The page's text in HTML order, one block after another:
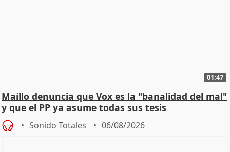
01:47
Maíllo denuncia que Vox es la "banalidad del mal"
y que el PP ya asume todas sus tesis
Sonido Totales 06/08/2026